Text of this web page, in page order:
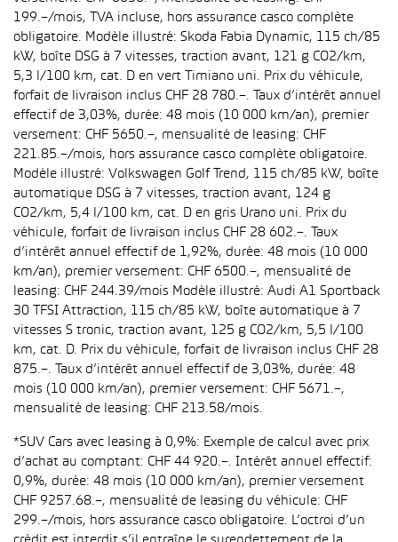
199.–/mois, TVA incluse, hors assurance casco complète
obligatoire. Modèle illustré: Skoda Fabia Dynamic, 115 ch/85
kW, boîte DSG à 7 vitesses, traction avant, 121 g CO2/km,
5,3 l/100 km, cat. D en vert Timiano uni. Prix du véhicule,
forfait de livraison inclus CHF 28 780.–. Taux d’intérêt annuel
effectif de 3,03%, durée: 48 mois (10 000 km/an), premier
versement: CHF 5650.–, mensualité de leasing: CHF
221.85.–/mois, hors assurance casco complète obligatoire.
Modèle illustré: Volkswagen Golf Trend, 115 ch/85 kW, boîte
automatique DSG à 7 vitesses, traction avant, 124 g
CO2/km, 5,4 l/100 km, cat. D en gris Urano uni. Prix du
véhicule, forfait de livraison inclus CHF 28 602.–. Taux
d’intérêt annuel effectif de 1,92%, durée: 48 mois (10 000
km/an), premier versement: CHF 6500.–, mensualité de
leasing: CHF 244.39/mois Modèle illustré: Audi A1 Sportback
30 TFSI Attraction, 115 ch/85 kW, boîte automatique à 7
vitesses S tronic, traction avant, 125 g CO2/km, 5,5 l/100
km, cat. D. Prix du véhicule, forfait de livraison inclus CHF 28
875.–. Taux d’intérêt annuel effectif de 3,03%, durée: 48
mois (10 000 km/an), premier versement: CHF 5671.–,
mensualité de leasing: CHF 213.58/mois.
*SUV Cars avec leasing à 0,9%: Exemple de calcul avec prix
d’achat au comptant: CHF 44 920.–. Intérêt annuel effectif:
0,9%, durée: 48 mois (10 000 km/an), premier versement
CHF 9257.68.–, mensualité de leasing du véhicule: CHF
299.–/mois, hors assurance casco obligatoire. L’octroi d’un